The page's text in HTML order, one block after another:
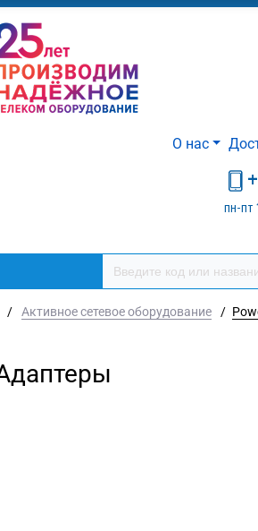
О нас
пн-пт
/ Активное сетевое оборудование /